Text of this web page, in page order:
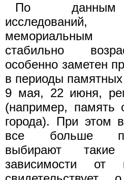
По данным
стабильно
особенно заметен
в периоды
9 мая, 22 июня,
(например, память
города). При этом
все больше
выбирают
зависимости от